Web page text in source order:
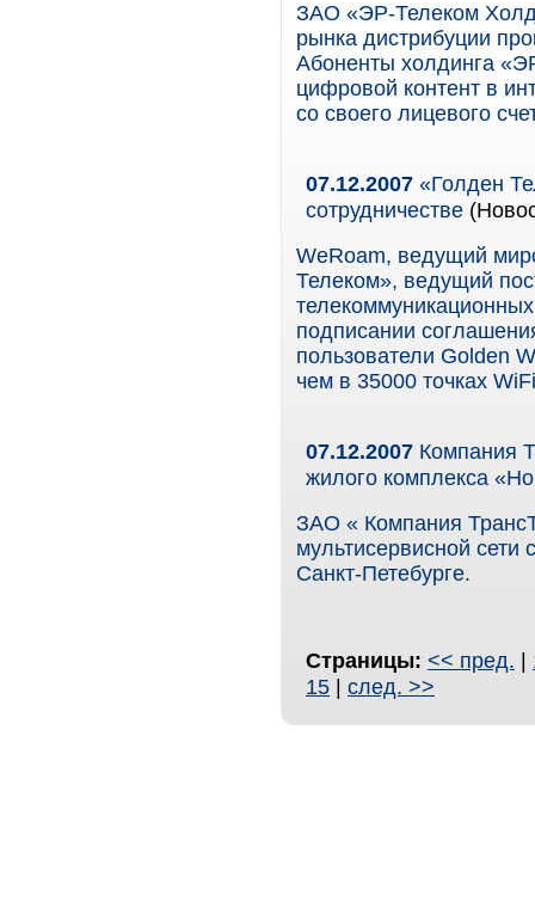
ЗАО «ЭР-Телеком
рынка дистрибуции
Абоненты холдинга
цифровой контент в
со своего лицевого
07.12.2007 «Голден
сотрудничестве
WeRoam, ведущий
Телеком», ведущий
подписании
пользователи Golden
чем в 35000 точках
07.12.2007 Компания
жилого комплекса
ЗАО « Компания
мультисервисной
Санкт-Петебурге.
Страницы: << пред. |
15 | след. >>